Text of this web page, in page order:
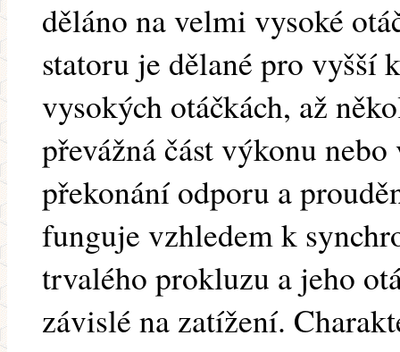
děláno na velmi vysoké
statoru je dělané pro vyšší
vysokých otáčkách, až
převážná část výkonu
překonání odporu a
funguje vzhledem k
trvalého prokluzu a jeho
závislé na zatížení.